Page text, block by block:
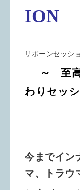
ION
リボーンセッシ
～ 至
わりセッ
今までイン
マ、トラウ